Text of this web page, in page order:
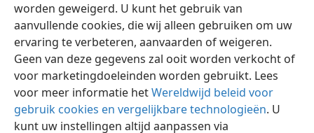
worden geweigerd. U kunt het gebruik van
aanvullende cookies, die wij alleen gebruiken om uw
ervaring te verbeteren, aanvaarden of weigeren.
Geen van deze gegevens zal ooit worden verkocht of
voor marketingdoeleinden worden gebruikt. Lees
voor meer informatie hetWereldwijd beleid voor
gebruik cookies en vergelijkbare technologieën. U
kunt uw instellingen altijd aanpassen via
Nederlands Instellingen
Copyright © 2026 Watch Tower Bible and Tract Society of Pennsylvania
Gebruiksvoorwaarden
Privacyinstellingen
JW.ORG
Inloggen